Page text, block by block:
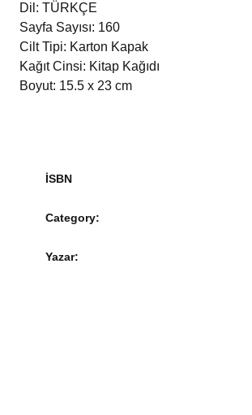
Kişisel Gelişim
Psikoloji
Dil: TÜRKÇE
Sayfa Sayısı: 160
Cilt Tipi: Karton Kapak
Kağıt Cinsi: Kitap Kağıdı
Boyut: 15.5 x 23 cm
İSBN
Category:
Yazar